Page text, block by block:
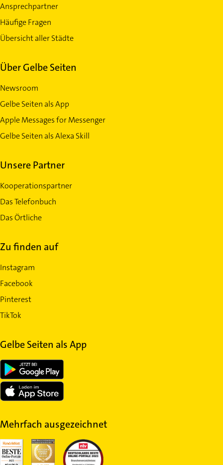
Ansprechpartner
Häufige Fragen
Übersicht aller Städte
Über Gelbe Seiten
Newsroom
Gelbe Seiten als App
Apple Messages for Messenger
Gelbe Seiten als Alexa Skill
Unsere Partner
Kooperationspartner
Das Telefonbuch
Das Örtliche
Zu finden auf
Instagram
Facebook
Pinterest
TikTok
Gelbe Seiten als App
Mehrfach ausgezeichnet